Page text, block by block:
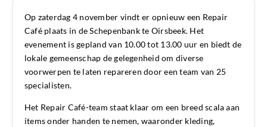
Op zaterdag 4 november vindt er opnieuw een Repair
Café plaats in de Schepenbank te Oirsbeek. Het
evenement is gepland van 10.00 tot 13.00 uur en biedt de
lokale gemeenschap de gelegenheid om diverse
voorwerpen te laten repareren door een team van 25
specialisten.
Het Repair Café-team staat klaar om een breed scala aan
items onder handen te nemen, waaronder kleding,